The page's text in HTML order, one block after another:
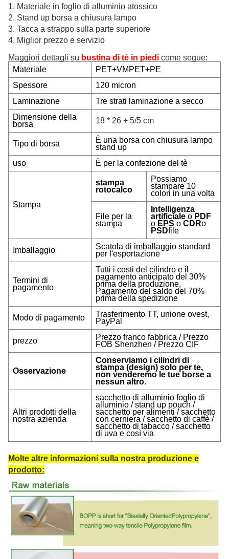
1. Materiale in foglio di alluminio atossico
2. Stand up borsa a chiusura lampo
3. Tacca a strappo sulla parte superiore
4. Miglior prezzo e servizio
Maggiori dettagli su bustina di tè in piedi come segue:
Materiale
PET+VMPET+PE
Spessore
120 micron
Laminazione
Tre strati laminazione a secco
Dimensione della
borsa
18 * 26 + 5/5 cm
Tipo di borsa
È una borsa con chiusura lampo
stand up
uso
È per la confezione del tè
Stampa
stampa
rotocalco
Possiamo
stampare 10
colori in una volta
File per la
stampa
Intelligenza
artificiale o PDF
o EPS o CDRo
PSDfile
Imballaggio
Scatola di imballaggio standard
per l'esportazione
Termini di
pagamento
Tutti i costi del cilindro e il
pagamento anticipato del 30%
prima della produzione,
Pagamento del saldo del 70%
prima della spedizione
Modo di pagamento
Trasferimento TT, unione ovest,
PayPal
prezzo
Prezzo franco fabbrica / Prezzo
FOB Shenzhen / Prezzo CIF
Osservazione
Conserviamo i cilindri di
stampa (design) solo per te,
non venderemo le tue borse a
nessun altro.
Altri prodotti della
nostra azienda
sacchetto di alluminio foglio di
alluminio / stand up pouch /
sacchetto per alimenti / sacchetto
con cerniera / sacchetto di caffè /
sacchetto di tabacco / sacchetto
di uva e così via
Molte altre informazioni sulla nostra produzione e
prodotto: